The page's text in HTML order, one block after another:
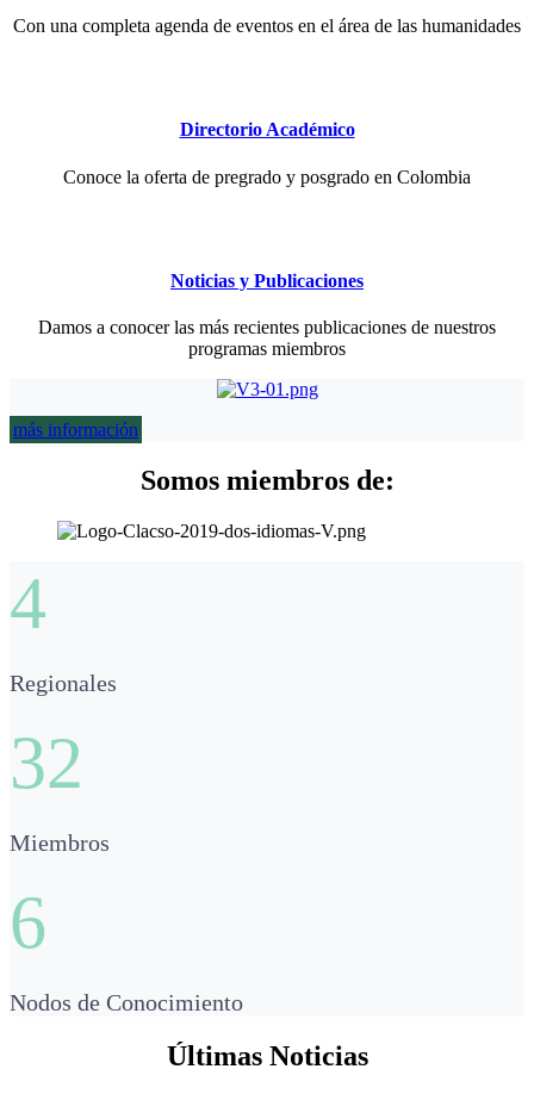
Con una completa agenda de eventos en el área de las humanidades
Directorio Académico
Conoce la oferta de pregrado y posgrado en Colombia
Noticias y Publicaciones
Damos a conocer las más recientes publicaciones de nuestros
programas miembros
más información
Somos miembros de:
4
Regionales
32
Miembros
6
Nodos de Conocimiento
Últimas Noticias